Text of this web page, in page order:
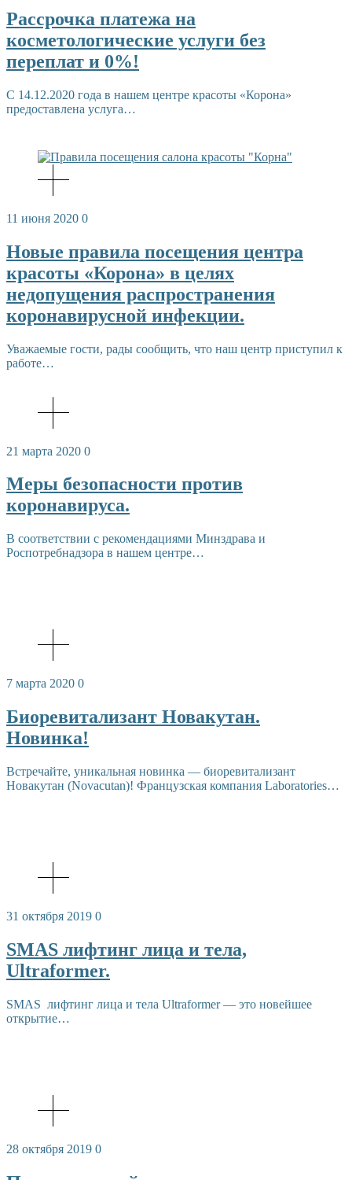
Рассрочка платежа на
косметологические услуги без
переплат и 0%!
С 14.12.2020 года в нашем центре красоты «Корона»
предоставлена услуга…
11 июня 2020 0
Новые правила посещения центра
красоты «Корона» в целях
недопущения распространения
коронавирусной инфекции.
Уважаемые гости, рады сообщить, что наш центр приступил к
работе…
21 марта 2020 0
Меры безопасности против
коронавируса.
В соответствии с рекомендациями Минздрава и
Роспотребнадзора в нашем центре…
7 марта 2020 0
Биоревитализант Новакутан.
Новинка!
Встречайте, уникальная новинка — биоревитализант
Новакутан (Novacutan)! Французская компания Laboratories…
31 октября 2019 0
SMAS лифтинг лица и тела,
Ultraformer.
SMAS лифтинг лица и тела Ultraformer — это новейшее
открытие…
28 октября 2019 0